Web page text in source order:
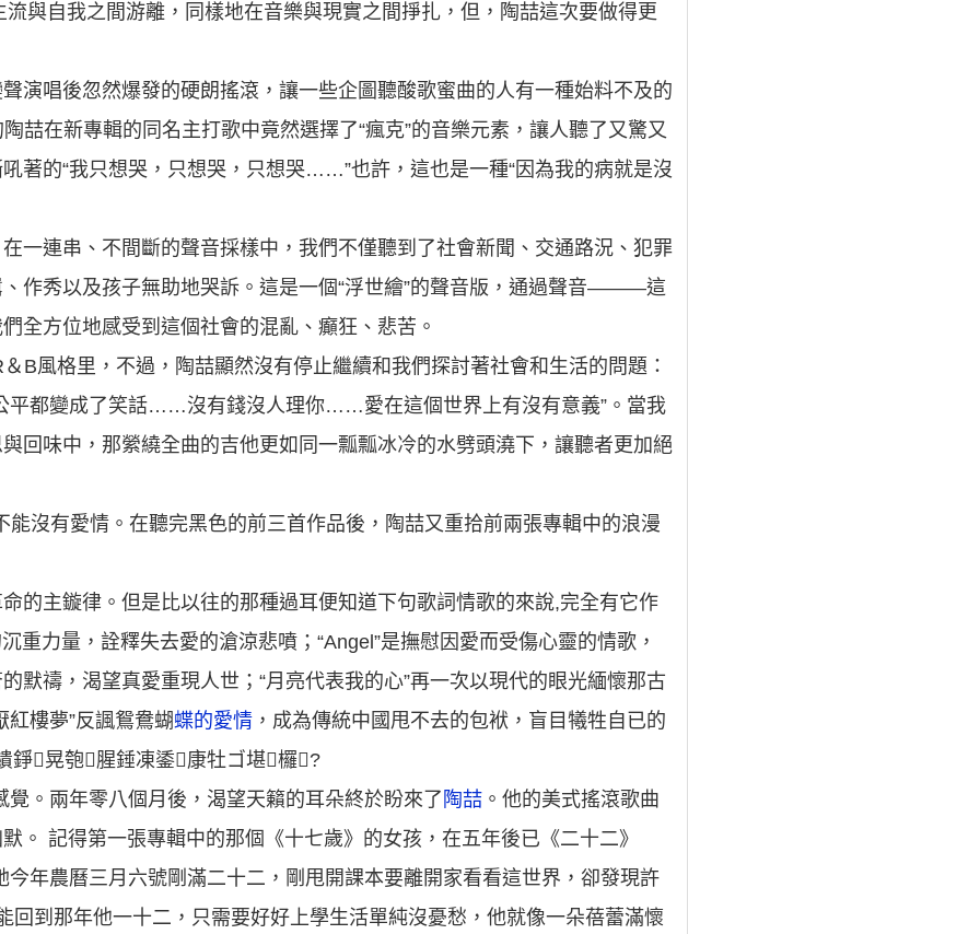
流與自我之間游離，同樣地在音樂與現實之間掙扎，但，陶喆這次要做得更
演唱後忽然爆發的硬朗搖滾，讓一些企圖聽酸歌蜜曲的人有一種始料不及的
喆在新專輯的同名主打歌中竟然選擇了“瘋克”的音樂元素，讓人聽了又驚又
著的“我只想哭，只想哭，只想哭……”也許，這也是一種“因為我的病就是沒
一連串、不間斷的聲音採樣中，我們不僅聽到了社會新聞、交通路況、犯罪
作秀以及孩子無助地哭訴。這是一個“浮世繪”的聲音版，通過聲音———這
全方位地感受到這個社會的混亂、癲狂、悲苦。
B風格里，不過，陶喆顯然沒有停止繼續和我們探討著社會和生活的問題：
平都變成了笑話……沒有錢沒人理你……愛在這個世界上有沒有意義”。當我
回味中，那縈繞全曲的吉他更如同一瓢瓢冰冷的水劈頭澆下，讓聽者更加絕
沒有愛情。在聽完黑色的前三首作品後，陶喆又重拾前兩張專輯中的浪漫
的主鏇律。但是比以往的那種過耳便知道下句歌詞情歌的來說,完全有它作
重力量，詮釋失去愛的滄涼悲噴；“Angel”是撫慰因愛而受傷心靈的情歌，
默禱，渴望真愛重現人世；“月亮代表我的心”再一次以現代的眼光緬懷那古
紅樓夢”反諷鴛鴦蝴蝶的愛情 ，成為傳統中國甩不去的包袱，盲目犧牲自已的
錚晃匏腥錘凍鋈康牡ゴ堪欏?
。兩年零八個月後，渴望天籟的耳朵終於盼來了 陶喆 。他的美式搖滾歌曲
。 記得第一張專輯中的那個《十七歲》的女孩，在五年後已《二十二》
年農曆三月六號剛滿二十二，剛甩開課本要離開家看看這世界，卻發現許
回到那年他一十二，只需要好好上學生活單純沒憂愁，他就像一朵蓓蕾滿懷